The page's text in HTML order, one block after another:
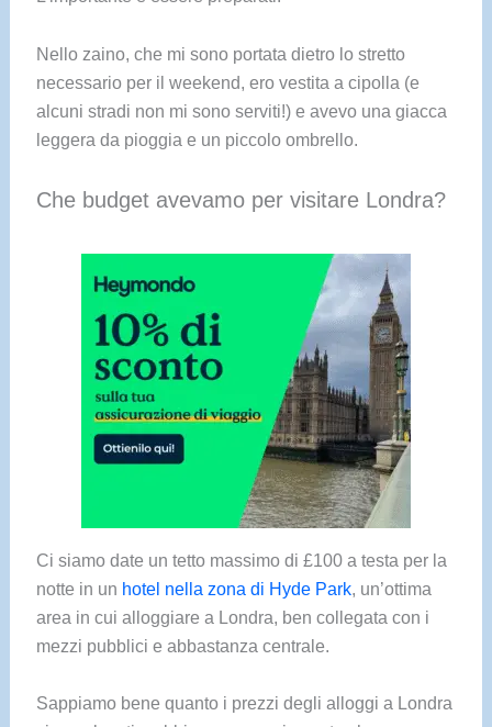
Nello zaino, che mi sono portata dietro lo stretto
necessario per il weekend, ero vestita a cipolla (e
alcuni stradi non mi sono serviti!) e avevo una giacca
leggera da pioggia e un piccolo ombrello.
Che budget avevamo per visitare Londra?
Ci siamo date un tetto massimo di £100 a testa per la
notte in un hotel nella zona di Hyde Park, un’ottima
area in cui alloggiare a Londra, ben collegata con i
mezzi pubblici e abbastanza centrale.
Sappiamo bene quanto i prezzi degli alloggi a Londra